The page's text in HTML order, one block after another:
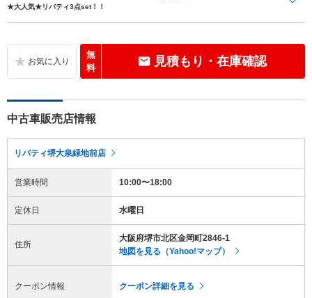
★大人気★リバティ3点set！！
無
料
見積もり・在庫確認
中古車販売店情報
リバティ堺大泉緑地前店
営業時間 10:00〜18:00
定休日 水曜日
住所
大阪府堺市北区金岡町2846-1
地図を見る（Yahoo!マップ）
クーポン情報 クーポン詳細を見る